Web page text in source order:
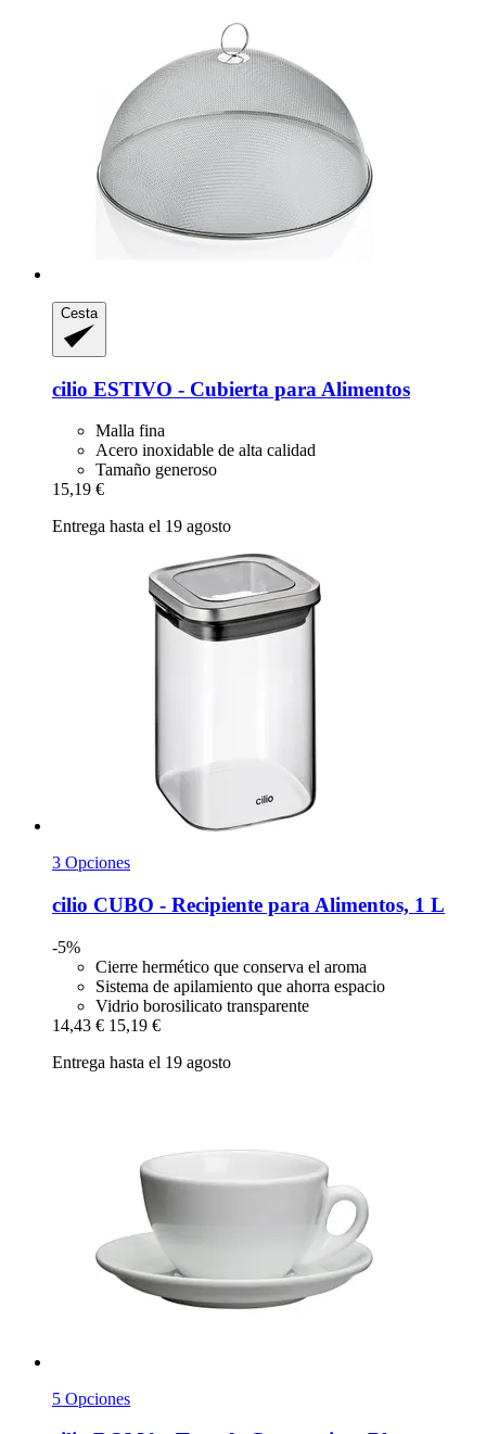
Cesta
cilio ESTIVO -​ Cubierta para Alimentos
Malla fina
Acero inoxidable de alta calidad
Tamaño generoso
15,19 €
Entrega hasta el 19 agosto
3 Opciones
cilio CUBO -​ Recipiente para Alimentos, 1 L
-5%
Cierre hermético que conserva el aroma
Sistema de apilamiento que ahorra espacio
Vidrio borosilicato transparente
14,43 € 15,19 €
Entrega hasta el 19 agosto
5 Opciones